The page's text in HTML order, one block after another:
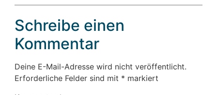
Schreibe einen
Kommentar
Deine E-Mail-Adresse wird nicht veröffentlicht.
Erforderliche Felder sind mit * markiert